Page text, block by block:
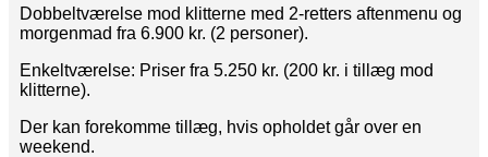
Dobbeltværelse mod klitterne med 2-retters aftenmenu og
morgenmad fra 6.900 kr. (2 personer).
Enkeltværelse: Priser fra 5.250 kr. (200 kr. i tillæg mod
klitterne).
Der kan forekomme tillæg, hvis opholdet går over en
weekend.